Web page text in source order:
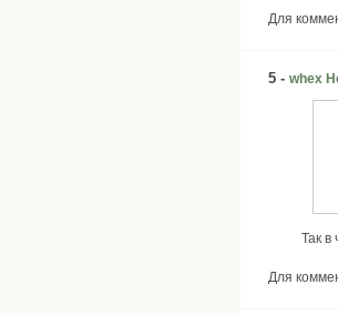
Для
5 - whex
Так в
Для